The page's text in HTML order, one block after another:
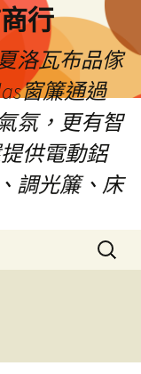
行
洛瓦布品傢
窗簾通過
氛，更有智
供電動鋁
調光簾、床
搜
尋